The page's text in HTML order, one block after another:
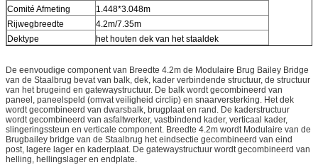
Comité Afmeting
1.448*3.048m
Rijwegbreedte
4.2m/7.35m
Dektype
het houten dek van het staaldek
De eenvoudige component van Breedte 4.2m de Modulaire Brug Bailey Bridge
van de Staalbrug bevat van balk, dek, kader verbindende structuur, de structuur
van het brugeind en gatewaystructuur. De balk wordt gecombineerd van
paneel, paneelspeld (omvat veiligheid circlip) en snaarversterking. Het dek
wordt gecombineerd van dwarsbalk, brugplaat en rand. De kaderstructuur
wordt gecombineerd van asfaltwerker, vastbindend kader, verticaal kader,
slingeringssteun en verticale component. Breedte 4.2m wordt Modulaire van de
Brugbailey bridge van de Staalbrug het eindsectie gecombineerd van eind
post, lagere lager en kaderplaat. De gatewaystructuur wordt gecombineerd van
helling, hellingslager en endplate.